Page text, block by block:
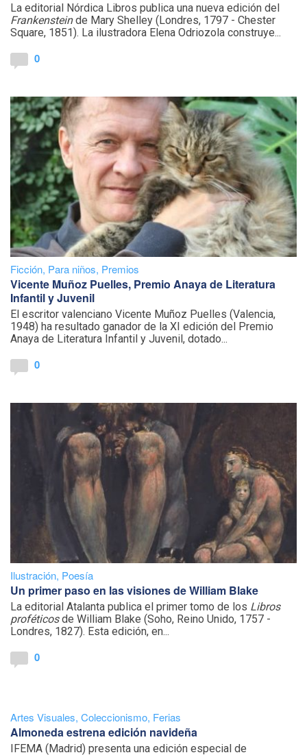
La editorial Nórdica Libros publica una nueva edición del
Frankensteinde Mary Shelley (Londres, 1797 - Chester
Square, 1851). La ilustradora Elena Odriozola construye...
0
Ficción, Para niños, Premios
Vicente Muñoz Puelles, Premio Anaya de Literatura
Infantil y Juvenil
El escritor valenciano Vicente Muñoz Puelles (Valencia,
1948) ha resultado ganador de la XI edición del Premio
Anaya de Literatura Infantil y Juvenil, dotado...
0
Ilustración, Poesía
Un primer paso en las visiones de William Blake
La editorial Atalanta publica el primer tomo de los Libros
proféticosde William Blake (Soho, Reino Unido, 1757 -
Londres, 1827). Esta edición, en...
0
Artes Visuales, Coleccionismo, Ferias
Almoneda estrena edición navideña
IFEMA (Madrid) presenta una edición especial de